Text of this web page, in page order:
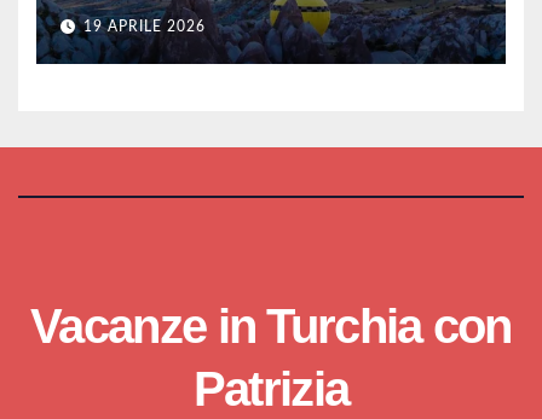
19 APRILE 2026
Vacanze in Turchia con
Patrizia